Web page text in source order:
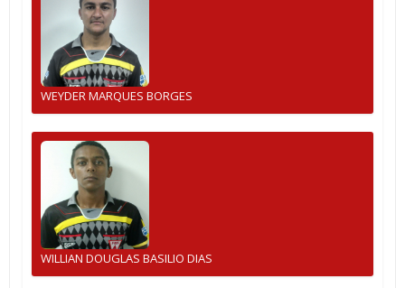
WEYDER MARQUES BORGES
WILLIAN DOUGLAS BASILIO DIAS